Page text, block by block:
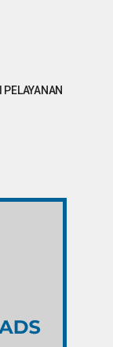
PELAYANAN